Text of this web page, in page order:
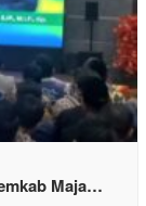
Maja…